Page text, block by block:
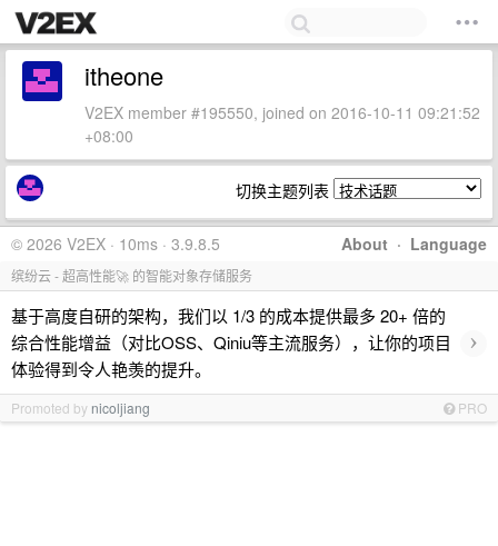
itheone
V2EX member #195550, joined on 2016-10-11 09:21:52
+08:00
切换主题列表
About · Language
© 2026 V2EX · 10ms · 3.9.8.5
缤纷云 - 超高性能🚀 的智能对象存储服务
基于高度自研的架构，我们以 1/3 的成本提供最多 20+ 倍的
综合性能增益（对比OSS、Qiniu等主流服务），让你的项目
体验得到令人艳羡的提升。
›
Promoted by nicoljiang PRO